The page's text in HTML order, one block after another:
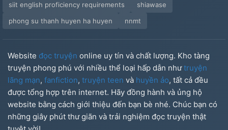
siit english proficiency requirements
shiawase
phong su thanh huyen ha huyen
nnmt
Website đọc truyện online uy tín và chất lượng. Kho tàng
truyện phong phú với nhiều thể loại hấp dẫn nhưtruyện
lãng mạn, fanfiction, truyện teen và huyền ảo, tất cả đều
được tổng hợp trên internet. Hãy đồng hành và ủng hộ
website bằng cách giới thiệu đến bạn bè nhé. Chúc bạn có
những giây phút thư giãn và trải nghiệm đọc truyện thật